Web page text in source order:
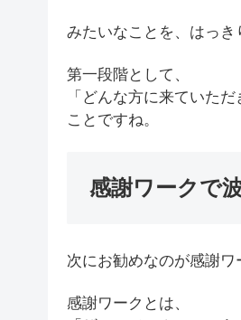
みたいなことを、はっき
第一段階として、
「どんな方に来ていた
ことですね。
感謝ワークで
次にお勧めなのが感謝ワ
感謝ワークとは、